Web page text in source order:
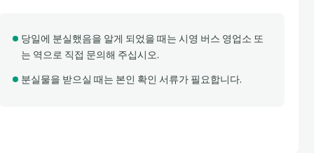
당일에 분실했음을 알게 되었을 때는 시영 버스 영업소 또
는 역으로 직접 문의해 주십시오.
분실물을 받으실 때는 본인 확인 서류가 필요합니다.